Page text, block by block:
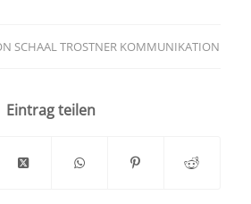
SCHAAL TROSTNER KOMMUNIKATION
Eintrag teilen